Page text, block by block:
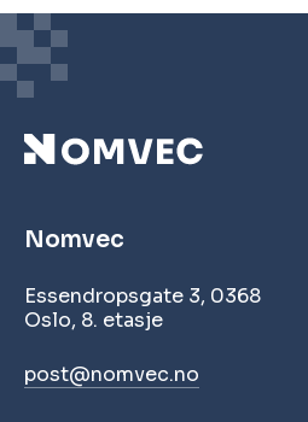
Nomvec
Essendropsgate 3, 0368
Oslo, 8. etasje
post@nomvec.no